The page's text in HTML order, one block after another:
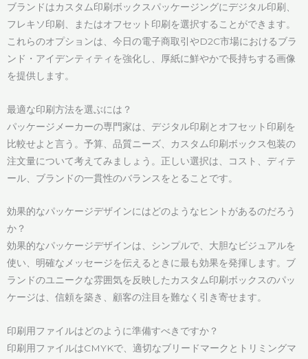
ブランドはカスタム印刷ボックスパッケージングにデジタル印刷、
フレキソ印刷、またはオフセット印刷を選択することができます。
これらのオプションは、今日の電子商取引やD2C市場におけるブラ
ンド・アイデンティティを強化し、厚紙に鮮やかで長持ちする画像
を提供します。
最適な印刷方法を選ぶには？
パッケージメーカーの専門家は、デジタル印刷とオフセット印刷を
比較せよと言う。予算、品質ニーズ、カスタム印刷ボックス包装の
注文量について考えてみましょう。正しい選択は、コスト、ディテ
ール、ブランドの一貫性のバランスをとることです。
効果的なパッケージデザインにはどのようなヒントがあるのだろう
か？
効果的なパッケージデザインは、シンプルで、大胆なビジュアルを
使い、明確なメッセージを伝えるときに最も効果を発揮します。ブ
ランドのユニークな雰囲気を反映したカスタム印刷ボックスのパッ
ケージは、信頼を築き、顧客の注目を難なく引き寄せます。
印刷用ファイルはどのように準備すべきですか？
印刷用ファイルはCMYKで、適切なブリードマークとトリミングマ